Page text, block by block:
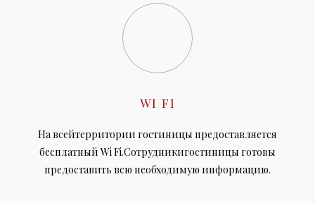
WI FI
На всейтерритории гостиницы предоставляется
бесплатный Wi Fi.Сотрудникигостиницы готовы
предоставить всю необходимую информацию.